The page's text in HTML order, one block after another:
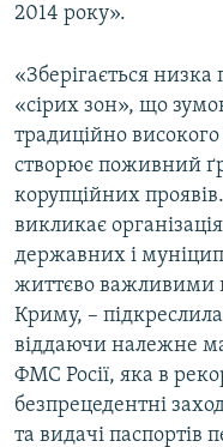
2014 року».
«Зберігається
«сірих зон», що
традиційно високого
створює поживний
корупційних
викликає
державних і
життєво важливими
Криму, –
віддаючи належне
ФМС Росії, яка в
безпрецедентні
та видачі паспортів